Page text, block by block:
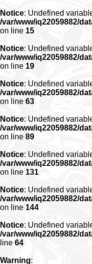
Notice: Undefined
/var/www/iq22059882/
on line 15
Notice: Undefined
/var/www/iq22059882/
on line 19
Notice: Undefined
/var/www/iq22059882/
on line 63
Notice: Undefined
/var/www/iq22059882/
on line 89
Notice: Undefined
/var/www/iq22059882/
on line 131
Notice: Undefined
/var/www/iq22059882/
on line 144
Notice: Undefined
/var/www/iq22059882/
line 64
Warning: